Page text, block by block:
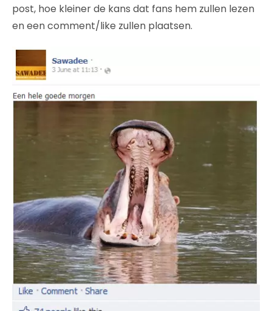
post, hoe kleiner de kans dat fans hem zullen lezen
en een comment/like zullen plaatsen.